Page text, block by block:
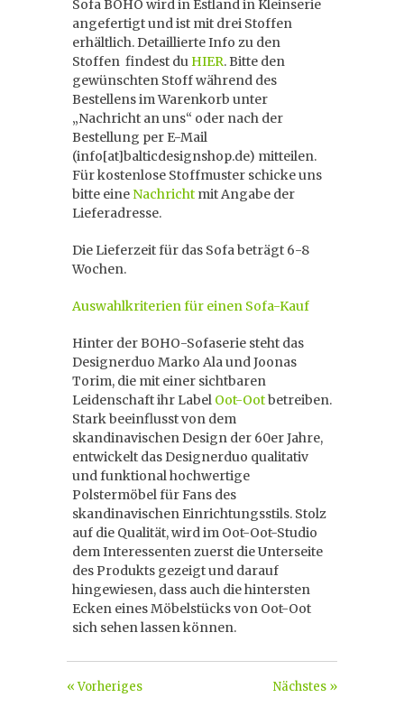
Sofa BOHO wird in Estland in Kleinserie
angefertigt und ist mit drei Stoffen
erhältlich. Detaillierte Info zu den
Stoffen findest du HIER. Bitte den
gewünschten Stoff während des
Bestellens im Warenkorb unter
„Nachricht an uns“ oder nach der
Bestellung per E-Mail
(info[at]balticdesignshop.de) mitteilen.
Für kostenlose Stoffmuster schicke uns
bitte eine Nachricht mit Angabe der
Lieferadresse.
Die Lieferzeit für das Sofa beträgt 6-8
Wochen.
Auswahlkriterien für einen Sofa-Kauf
Hinter der BOHO-Sofaserie steht das
Designerduo Marko Ala und Joonas
Torim, die mit einer sichtbaren
Leidenschaft ihr Label Oot-Ootbetreiben.
Stark beeinflusst von dem
skandinavischen Design der 60er Jahre,
entwickelt das Designerduo qualitativ
und funktional hochwertige
Polstermöbel für Fans des
skandinavischen Einrichtungsstils. Stolz
auf die Qualität, wird im Oot-Oot-Studio
dem Interessenten zuerst die Unterseite
des Produkts gezeigt und darauf
hingewiesen, dass auch die hintersten
Ecken eines Möbelstücks von Oot-Oot
sich sehen lassen können.
Nächstes »
« Vorheriges